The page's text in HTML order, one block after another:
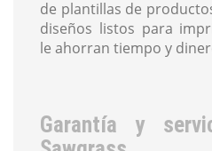
de plantillas de
diseños listos para
le ahorran tiempo y
Garantía y